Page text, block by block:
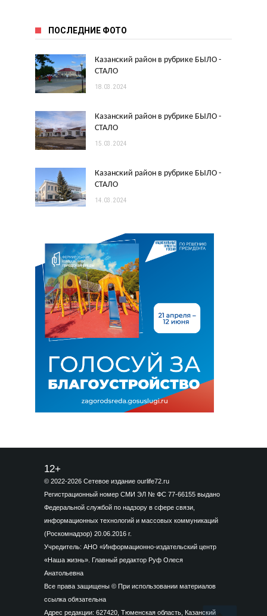
ПОСЛЕДНИЕ ФОТО
Казанский район в рубрике БЫЛО -
СТАЛО
18.03.2024
Казанский район в рубрике БЫЛО -
СТАЛО
15.03.2024
Казанский район в рубрике БЫЛО -
СТАЛО
14.03.2024
12+
© 2022-2026 Сетевое издание ourlife72.ru
Регистрационный номер СМИ ЭЛ № ФС 77-66155 выдано
Федеральной службой по надзору в сфере связи,
информационных технологий и массовых коммуникаций
(Роскомнадзор) 20.06.2016 г.
Учредитель: АНО «Информационно-издательский центр
«Наша жизнь». Главный редактор Руф Олеся
Анатольевна
Все права защищены © При использовании материалов
ссылка обязательна
Адрес редакции: 627420, Тюменская область, Казанский